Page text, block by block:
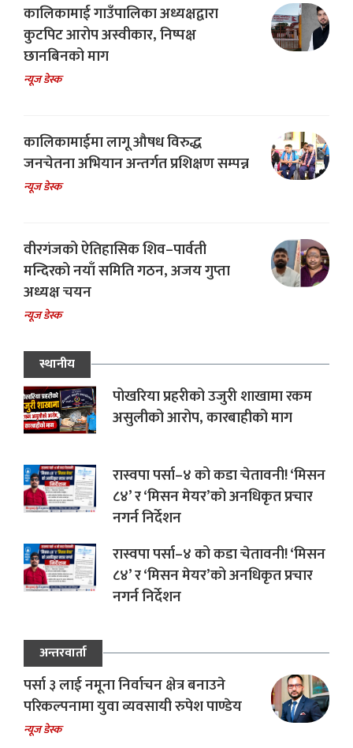
कालिकामाई गाउँपालिका अध्यक्षद्वारा
कुटपिट आरोप अस्वीकार, निष्पक्ष
छानबिनको माग
न्यूज डेस्क
कालिकामाईमा लागू औषध विरुद्ध
जनचेतना अभियान अन्तर्गत प्रशिक्षण सम्पन्न
न्यूज डेस्क
वीरगंजको ऐतिहासिक शिव–पार्वती
मन्दिरको नयाँ समिति गठन, अजय गुप्ता
अध्यक्ष चयन
न्यूज डेस्क
स्थानीय
पोखरिया प्रहरीको उजुरी शाखामा रकम
असुलीको आरोप, कारबाहीको माग
रास्वपा पर्सा–४ को कडा चेतावनी! ‘मिसन
८४’ र ‘मिसन मेयर’को अनधिकृत प्रचार
नगर्न निर्देशन
रास्वपा पर्सा–४ को कडा चेतावनी! ‘मिसन
८४’ र ‘मिसन मेयर’को अनधिकृत प्रचार
नगर्न निर्देशन
अन्तरवार्ता
पर्सा ३ लाई नमूना निर्वाचन क्षेत्र बनाउने
परिकल्पनामा युवा व्यवसायी रुपेश पाण्डेय
न्यूज डेस्क